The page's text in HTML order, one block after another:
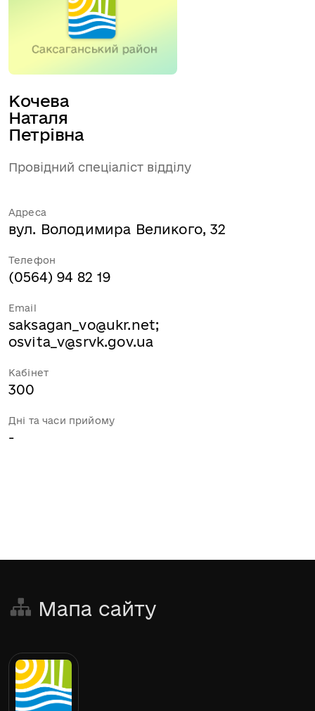
Кочева
Наталя
Петрівна
Провідний спеціаліст відділу
Адреса
вул. Володимира Великого, 32
Телефон
(0564) 94 82 19
Email
saksagan_vo@ukr.net;
osvita_v@srvk.gov.ua
Кабінет
300
Дні та часи прийому
-
Мапа сайту